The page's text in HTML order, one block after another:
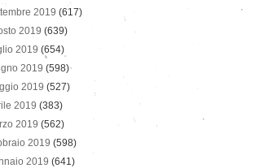
2019 (617)
2019 (639)
2019 (654)
2019 (598)
2019 (527)
2019 (383)
2019 (562)
2019 (598)
2019 (641)